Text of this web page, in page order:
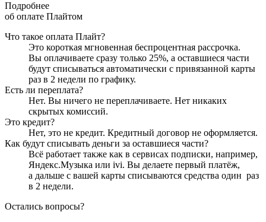
Подробнее
об оплате Плайтом
Что такое оплата Плайт?
Это короткая мгновенная беспроцентная рассрочка.
Вы оплачиваете сразу только 25%, а оставшиеся части
будут списываться автоматически с привязанной карты
раз в 2 недели по графику.
Есть ли переплата?
Нет. Вы ничего не переплачиваете. Нет никаких
скрытых комиссий.
Это кредит?
Нет, это не кредит. Кредитный договор не оформляется.
Как будут списывать деньги за оставшиеся части?
Всё работает также как в сервисах подписки, например,
Яндекс.Музыка или ivi. Вы делаете первый платёж,
а дальше с вашей карты списываются средства один раз
в 2 недели.
Остались вопросы?